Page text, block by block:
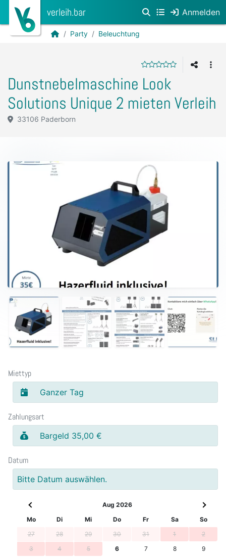
verleih.bar Anmelden
Party Beleuchtung
Dunstnebelmaschine Look
Solutions Unique 2 mieten Verleih
33106 Paderborn
Miettyp
Ganzer Tag
Zahlungsart
Bargeld 35,00 €
Datum
Bitte Datum auswählen.
Aug 2026
Mo
Di Mi Do Fr Sa
So
27
28 29 30 31 1
2
3
4 5 6 7 8
9